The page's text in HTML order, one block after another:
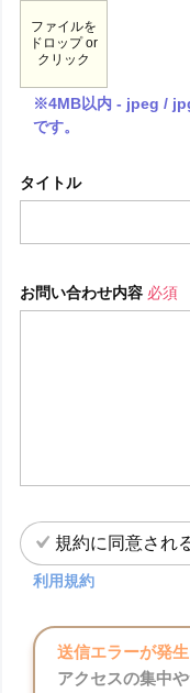
ファイルを
ドロップ or
クリック
※4MB以内 - jpeg /
です。
タイトル
お問い合わせ内容 必須
規約に同意され
利用規約
送信エラーが発生
アクセスの集中